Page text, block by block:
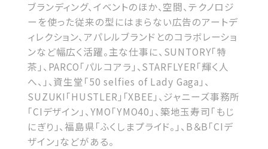
ブランディング、イベントのほか、空間、テクノロジ
ーを使った従来の型にはまらない広告のアートデ
ィレクション、アパレルブランドとのコラボレーショ
ンなど幅広く活躍。主な仕事に、SUNTORY「特
茶」、PARCO「パルコアラ」、STARFLYER「輝く人
へ、」、資生堂「50 selfies of Lady Gaga」、
SUZUKI「HUSTLER」「XBEE」、ジャニーズ事務所
「CIデザイン」、YMO「YMO40」、築地玉寿司「もじ
にぎり」、福島県「ふくしまプライド。」、B＆B「CIデ
ザイン」などがある。